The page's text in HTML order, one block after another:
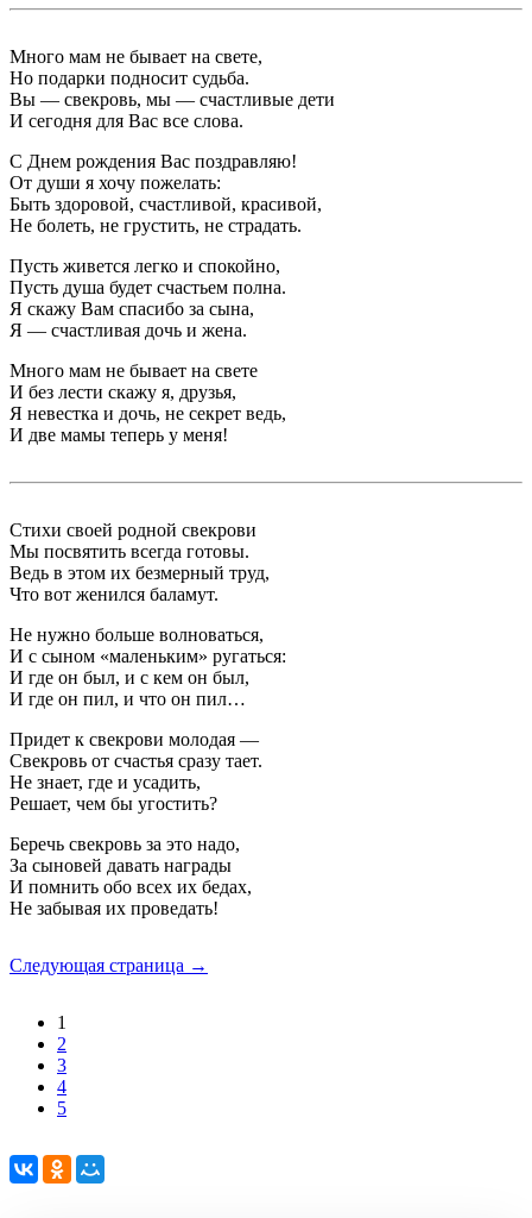
Много мам не бывает на свете,
Но подарки подносит судьба.
Вы — свекровь, мы — счастливые дети
И сегодня для Вас все слова.
С Днем рождения Вас поздравляю!
От души я хочу пожелать:
Быть здоровой, счастливой, красивой,
Не болеть, не грустить, не страдать.
Пусть живется легко и спокойно,
Пусть душа будет счастьем полна.
Я скажу Вам спасибо за сына,
Я — счастливая дочь и жена.
Много мам не бывает на свете
И без лести скажу я, друзья,
Я невестка и дочь, не секрет ведь,
И две мамы теперь у меня!
Стихи своей родной свекрови
Мы посвятить всегда готовы.
Ведь в этом их безмерный труд,
Что вот женился баламут.
Не нужно больше волноваться,
И с сыном «маленьким» ругаться:
И где он был, и с кем он был,
И где он пил, и что он пил…
Придет к свекрови молодая —
Свекровь от счастья сразу тает.
Не знает, где и усадить,
Решает, чем бы угостить?
Беречь свекровь за это надо,
За сыновей давать награды
И помнить обо всех их бедах,
Не забывая их проведать!
Следующая страница →
1
2
3
4
5